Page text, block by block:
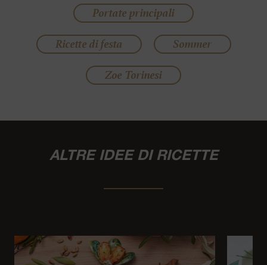
Portate principali
Ricette di festa
Sommer
Zoe Torinesi
ALTRE IDEE DI RICETTE